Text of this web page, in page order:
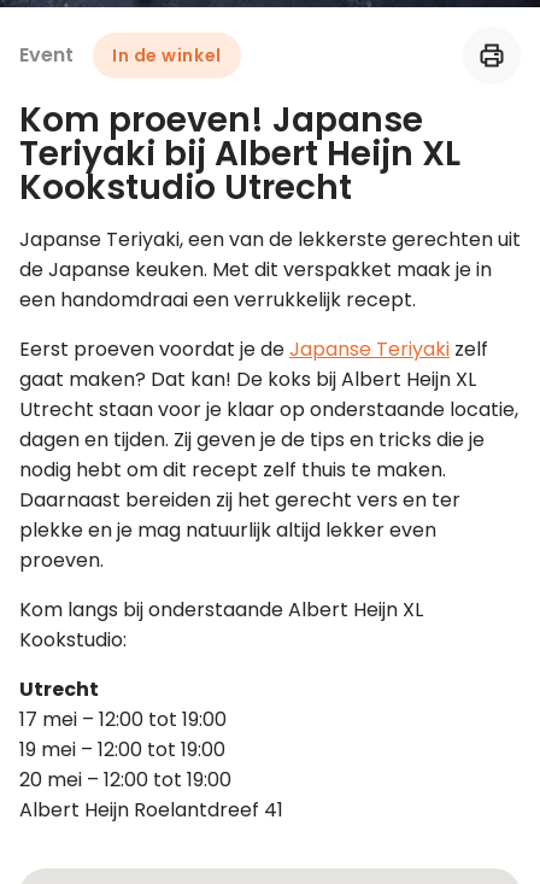
Leer koken als een chef
Kooktips & blogs
Event In de winkel
Kom proeven! Japanse
Teriyaki bij Albert Heijn XL
Kookstudio Utrecht
Japanse Teriyaki, een van de lekkerste gerechten uit
de Japanse keuken. Met dit verspakket maak je in
een handomdraai een verrukkelijk recept.
Eerst proeven voordat je deJapanse Teriyaki zelf
gaat maken? Dat kan! De koks bij Albert Heijn XL
Utrecht staan voor je klaar op onderstaande locatie,
dagen en tijden. Zij geven je de tips en tricks die je
nodig hebt om dit recept zelf thuis te maken.
Daarnaast bereiden zij het gerecht vers en ter
plekke en je mag natuurlijk altijd lekker even
proeven.
Kom langs bij onderstaande Albert Heijn XL
Kookstudio:
Utrecht
17 mei – 12:00 tot 19:00
19 mei – 12:00 tot 19:00
20 mei – 12:00 tot 19:00
Albert Heijn Roelantdreef 41